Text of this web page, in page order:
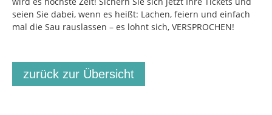
seien Sie dabei, wenn es heißt: Lachen, feiern und einfach
mal die Sau rauslassen – es lohnt sich, VERSPROCHEN!
zurück zur Übersicht